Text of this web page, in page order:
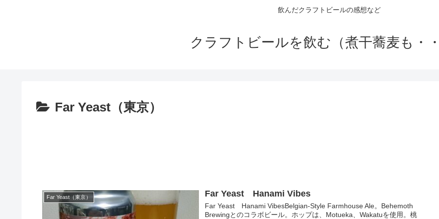
飲んだクラフトビールの感想など
クラフトビールを飲む（煮干蕎麦も・
Far Yeast（東京）
Far Yeast（東京） Far Yeast Hanami Vibes
Far Yeast Hanami VibesBelgian-Style Farmhouse Ale。Behemoth
Brewingとのコラボビール。ホップは、Motueka、Wakatuを使用。桃